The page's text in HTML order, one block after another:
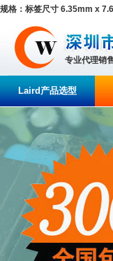
规格：标签尺寸 6.35mm x
专业代理销
Laird产品选型